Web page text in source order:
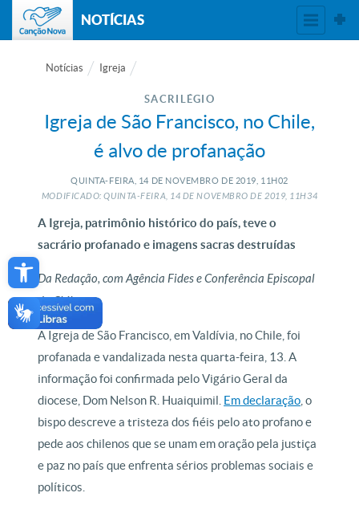
Open toolbar
NOTÍCIAS
Notícias Igreja
SACRILÉGIO
Igreja de São Francisco, no Chile,
é alvo de profanação
QUINTA-FEIRA, 14 DE NOVEMBRO DE 2019, 11H02
MODIFICADO: QUINTA-FEIRA, 14 DENOVEMBRO DE2019, 11H34
A Igreja, patrimônio histórico do país, teve o
sacrário profanado e imagens sacras destruídas
Da Redação, com Agência Fides e Conferência Episcopal
do Chile
A Igreja de São Francisco, em Valdívia, no Chile, foi
profanada e vandalizada nesta quarta-feira, 13. A
informação foi confirmada pelo Vigário Geral da
diocese, Dom Nelson R. Huaiquimil. Em declaração , o
bispo descreve a tristeza dos fiéis pelo ato profano e
pede aos chilenos que se unam em oração pela justiça
e paz no país que enfrenta sérios problemas sociais e
políticos.